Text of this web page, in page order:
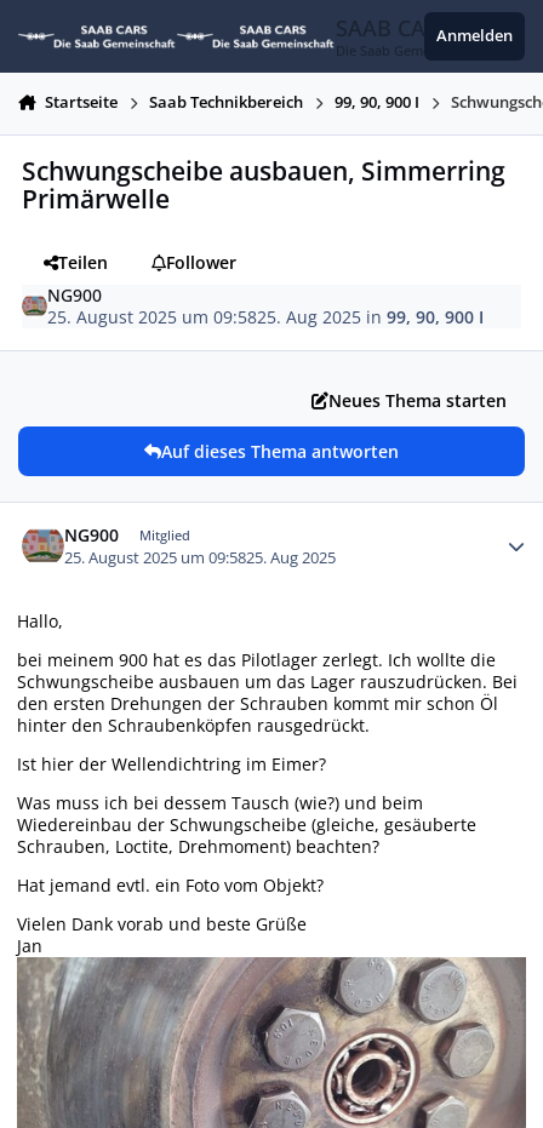
SAAB CARS
Die Saab Gemeinschaft
Anmelden
Startseite Saab Technikbereich 99, 90, 900 I
Schwungscheibe ausbauen, Simmerring
Primärwelle
Teilen
Follower
NG900
25. August 2025 um 09:5825. Aug 2025 in99, 90, 900 I
Neues Thema starten
Auf dieses Thema antworten
NG900 Mitglied
25. August 2025 um 09:5825. Aug 2025
Hallo,
bei meinem 900 hat es das Pilotlager zerlegt. Ich wollte die
Schwungscheibe ausbauen um das Lager rauszudrücken. Bei
den ersten Drehungen der Schrauben kommt mir schon Öl
hinter den Schraubenköpfen rausgedrückt.
Ist hier der Wellendichtring im Eimer?
Was muss ich bei dessem Tausch (wie?) und beim
Wiedereinbau der Schwungscheibe (gleiche, gesäuberte
Schrauben, Loctite, Drehmoment) beachten?
Hat jemand evtl. ein Foto vom Objekt?
Vielen Dank vorab und beste Grüße
Jan